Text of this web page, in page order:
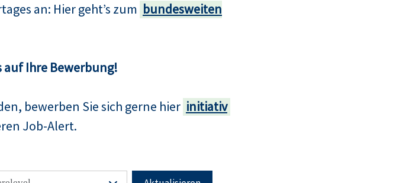
an: Hier geht’s zum bundesweiten
auf Ihre Bewerbung!
bewerben Sie sich gerne hier initiativ
Job-Alert.